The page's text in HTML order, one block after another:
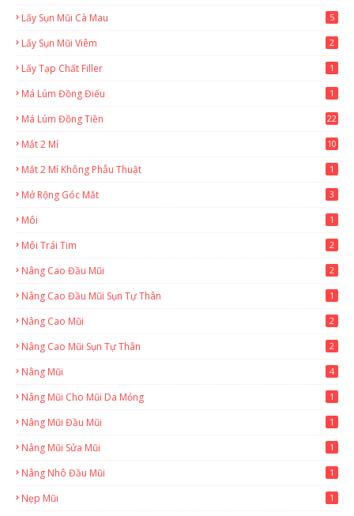
Lấy Sụn Mũi Cà Mau 5
Lấy Sụn Mũi Viêm 2
Lấy Tạp Chất Filler 1
Má Lúm Đồng Điếu 1
Má Lúm Đồng Tiền 22
Mắt 2 Mí 10
Mắt 2 Mí Không Phẫu Thuật 1
Mở Rộng Góc Mắt 3
Môi 1
Môi Trái Tim 2
Nâng Cao Đầu Mũi 2
Nâng Cao Đầu Mũi Sụn Tự Thân 1
Nâng Cao Mũi 2
Nâng Cao Mũi Sụn Tự Thân 2
Nâng Mũi 4
Nâng Mũi Cho Mũi Da Mỏng 1
Nâng Mũi Đầu Mũi 1
Nâng Mũi Sửa Mũi 1
Nâng Nhô Đầu Mũi 1
Nẹp Mũi 1